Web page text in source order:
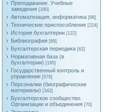
Преподавание. Учебные
заведения [180]
Автоматизация, информатика [68]
Технические приспособления [224]
История бухгалтерии [122]
Библиография [69]
Бухгалтерская периодика [62]
Нормативная база (в
бухгалтерии) [195]
Государственный контроль и
управление [579]
Персоналии (биографические
материалы) [342]
Бухгалтерское сообщество.
Организации и объединения [70]